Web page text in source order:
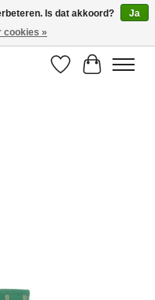
17/8
Verlanglijst
Is dat akkoord?
Ja
cookies »